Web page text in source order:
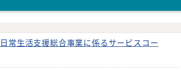
常生活支援総合事業に係るサービスコー